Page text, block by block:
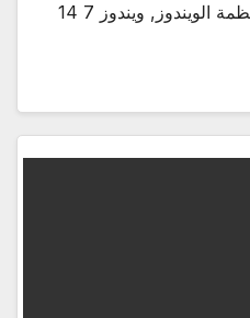
19 مارس، انظمة التشغيل, انظمة الويندوز, ويندوز 7 14